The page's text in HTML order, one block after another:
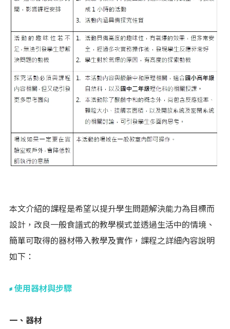
本文介紹的課程是希望以提升學生問題解決能力為目標而
設計，改良一般食譜式的教學模式並透過生活中的情境、
簡單可取得的器材帶入教學及實作，課程之詳細內容說明
如下：
使用器材與步驟
一、器材